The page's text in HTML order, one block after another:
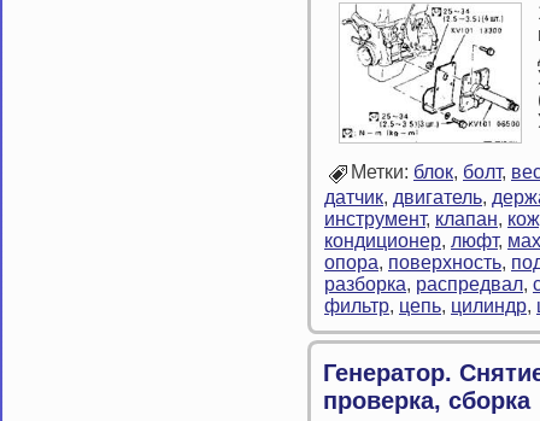
Метки: блок, болт,
датчик, двигатель,
инструмент, клапан,
кондиционер, люфт,
опора, поверхность,
разборка, распредвал,
фильтр, цепь, цилиндр,
Генератор.
проверка, сборка